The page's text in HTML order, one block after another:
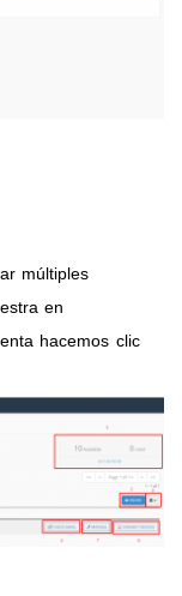
múltiples
en
hacemos clic